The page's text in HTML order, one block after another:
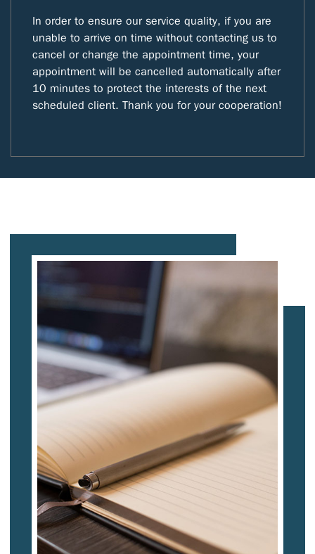
In order to ensure our service quality, if you are
unable to arrive on time without contacting us to
cancel or change the appointment time, your
appointment will be cancelled automatically after
10 minutes to protect the interests of the next
scheduled client. Thank you for your cooperation!